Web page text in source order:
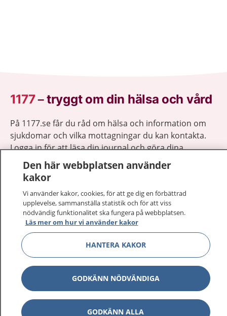
1177–tryggt om din hälsa och vård
På 1177.se får du råd om hälsa och information om
sjukdomar och vilka mottagningar du kan kontakta.
Logga in för att läsa din journal och göra dina
vårdärenden. Ring telefonnummer 1177 för
sjukvårdsrådgivning dygnet runt.
1177 ger dig råd när du vill må bättre.
1177 på flera språk Visa
Om 1177 Visa
Kontakt Visa
Den här webbplatsen använder
kakor
Vi använder kakor, cookies, för att ge dig en förbättrad
upplevelse, sammanställa statistik och för att viss
nödvändig funktionalitet ska fungera på webbplatsen.
Läs mer om hur vi använder kakor
HANTERA KAKOR
GODKÄNN NÖDVÄNDIGA
GODKÄNN ALLA